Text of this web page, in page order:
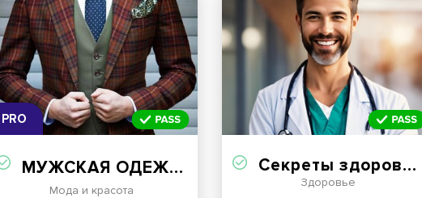
PRO
МУЖСКАЯ ОДЕЖДА 👕 ОБУВЬ 👢 АКСЕССУАРЫ ⌚️ СТИЛЬ 🎩 МОДА 👑 ТРЕНДЫ 📈
Мода и красота
Секреты здоровья - о чем молчат врачи
Здоровье